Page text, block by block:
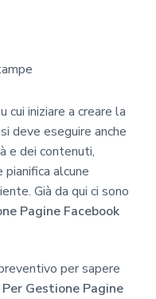
cui iniziare a creare la
deve eseguire anche
e dei contenuti,
alcune
Già da qui ci sono
Pagine Facebook
per sapere
Per Gestione Pagine